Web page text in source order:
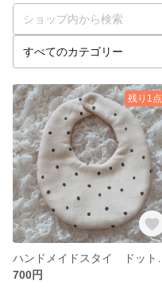
残り1点
700円